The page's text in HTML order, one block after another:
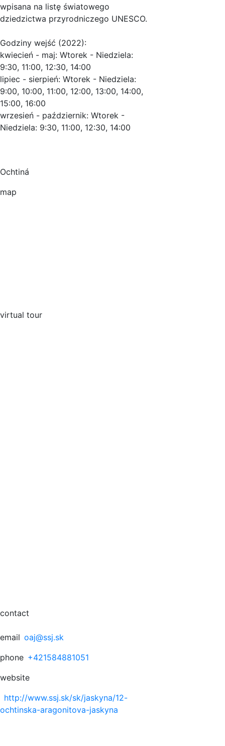
wpisana na listę światowego
dziedzictwa przyrodniczego UNESCO.
Godziny wejść (2022):
kwiecień - maj: Wtorek - Niedziela:
9:30, 11:00, 12:30, 14:00
lipiec - sierpień: Wtorek - Niedziela:
9:00, 10:00, 11:00, 12:00, 13:00, 14:00,
15:00, 16:00
wrzesień - październik: Wtorek -
Niedziela: 9:30, 11:00, 12:30, 14:00
Ochtiná
map
virtual tour
contact
email oaj@ssj.sk
phone +421584881051
website
http://www.ssj.sk/sk/jaskyna/12-
ochtinska-aragonitova-jaskyna